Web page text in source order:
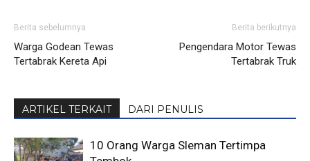
Berita sebelumnya
Warga Godean Tewas
Tertabrak Kereta Api
Berita berikutnya
Pengendara Motor Tewas
Tertabrak Truk
ARTIKEL TERKAIT DARI PENULIS
10 Orang Warga Sleman Tertimpa